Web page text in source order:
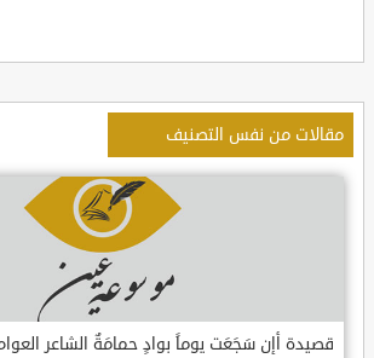
مقالات من نفس التصنيف
قصيدة أإن سَجَعَت يوماً بوادٍ حمامَةٌ الشاعر